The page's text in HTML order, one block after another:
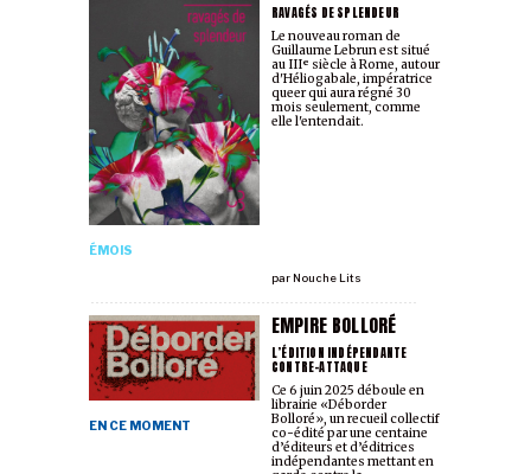
RAVAGÉS DE SPLENDEUR
ÉMOIS
parNouche Lits
Le nouveau roman de
Guillaume Lebrun est situé
au IIIᵉ siècle à Rome, autour
d'Héliogabale, impératrice
queer qui aura régné 30
mois seulement, comme
elle l'entendait.
EMPIRE BOLLORÉ
L’ÉDITION INDÉPENDANTE
CONTRE-ATTAQUE
EN CE MOMENT
Ce 6 juin 2025 déboule en
librairie «Déborder
Bolloré», un recueil collectif
co-édité par une centaine
d’éditeurs et d’éditrices
indépendantes mettant en